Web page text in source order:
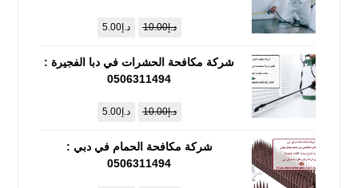
د.إ10.00 د.إ5.00
شركة مكافحة الحشرات في دبا الفجيرة :
0506311494
د.إ10.00 د.إ5.00
شركة مكافحة الحمام في دبي :
0506311494